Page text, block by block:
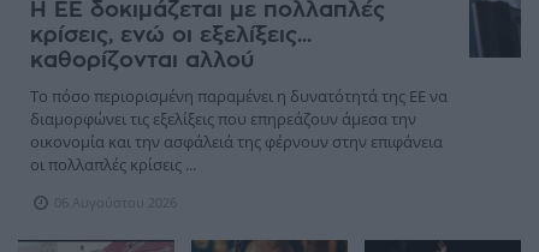
Η ΕΕ δοκιμάζεται με πολλαπλές
κρίσεις, ενώ οι εξελίξεις...
καθορίζονται αλλού
Το πόσο περιορισμένη παραμένει η δυνατότητά της ΕΕ να
διαμορφώνει τις εξελίξεις που επηρεάζουν άμεσα την
οικονομία και την ασφάλειά της φέρνουν στην επιφάνεια
οι πολλαπλές κρίσεις ...
06 Αυγούστου 2026